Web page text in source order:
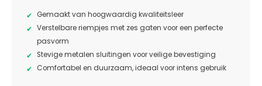
Gemaakt van hoogwaardig kwaliteitsleer
Verstelbare riempjes met zes gaten voor een perfecte
pasvorm
Stevige metalen sluitingen voor veilige bevestiging
Comfortabel en duurzaam, ideaal voor intens gebruik